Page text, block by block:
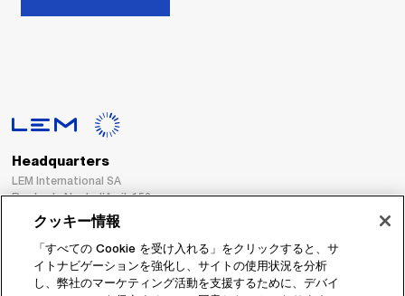
Headquarters
LEM International SA
Route du Nant-d’Avril, 152
1217 Meyrin
Switzerland
Tel. :
+41 22 706 11 11
Fax : +41 22 794 94 78
クッキー情報
「すべての Cookie を受け入れる」をクリックすると、サ
イトナビゲーションを強化し、サイトの使用状況を分析
し、弊社のマーケティング活動を支援するために、デバイ